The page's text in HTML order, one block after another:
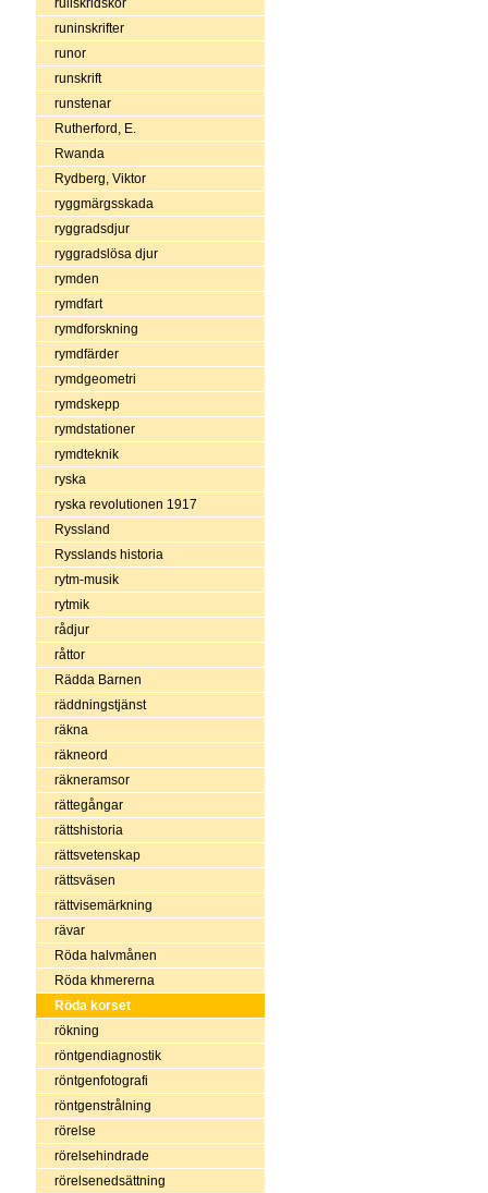
rullskridskor
runinskrifter
runor
runskrift
runstenar
Rutherford, E.
Rwanda
Rydberg, Viktor
ryggmärgsskada
ryggradsdjur
ryggradslösa djur
rymden
rymdfart
rymdforskning
rymdfärder
rymdgeometri
rymdskepp
rymdstationer
rymdteknik
ryska
ryska revolutionen 1917
Ryssland
Rysslands historia
rytm-musik
rytmik
rådjur
råttor
Rädda Barnen
räddningstjänst
räkna
räkneord
räkneramsor
rättegångar
rättshistoria
rättsvetenskap
rättsväsen
rättvisemärkning
rävar
Röda halvmånen
Röda khmererna
Röda korset
rökning
röntgendiagnostik
röntgenfotografi
röntgenstrålning
rörelse
rörelsehindrade
rörelsenedsättning